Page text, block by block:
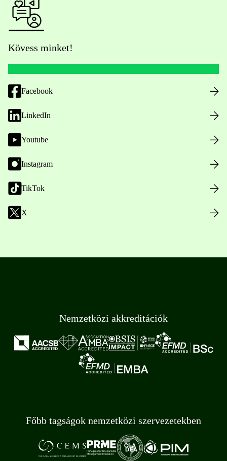
Kövess minket!
Facebook
LinkedIn
Youtube
Instagram
TikTok
X
Nemzetközi akkreditációk
Főbb tagságok nemzetközi szervezetekben